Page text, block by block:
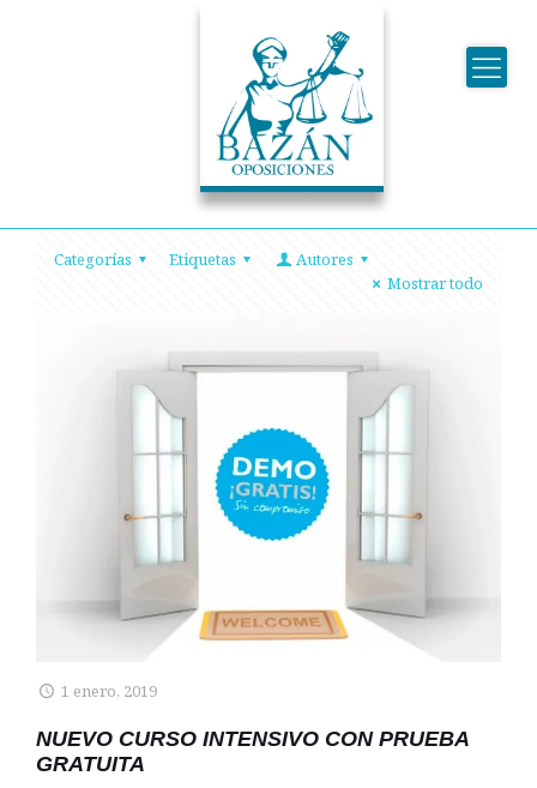
Categorías Etiquetas
Autores
Mostrar todo
1 enero, 2019
NUEVO CURSO INTENSIVO CON PRUEBA
GRATUITA